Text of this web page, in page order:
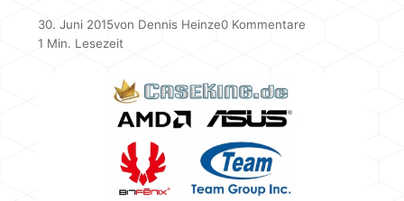
30. Juni 2015von Dennis Heinze0 Kommentare
1 Min. Lesezeit